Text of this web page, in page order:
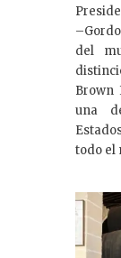
del
Brown
una
todo el